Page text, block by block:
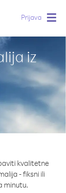
Prijava
iz
kvalitetne
- fiksni ili
minutu.